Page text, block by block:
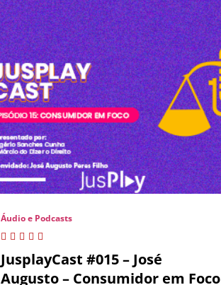
Áudio e Podcasts
JusplayCast #015 – José
Augusto – Consumidor em Foco